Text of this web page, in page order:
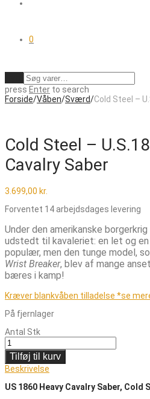
0
press Enter to search
Forside/Våben/Sværd/Cold Steel –
Cold Steel –
Cavalry Saber
3.699,00 kr.
Forventet 14 arbejdsdages levering
Under den amerikanske
udstedt til kavaleriet: en let og
populær, men den tunge model,
Wrist Breaker, blev af mange
bæres i kamp!
Kræver blankvåben tilladelse *se
På fjernlager
Antal Stk
Tilføj til kurv
Beskrivelse
US 1860 Heavy Cavalry Saber, Cold